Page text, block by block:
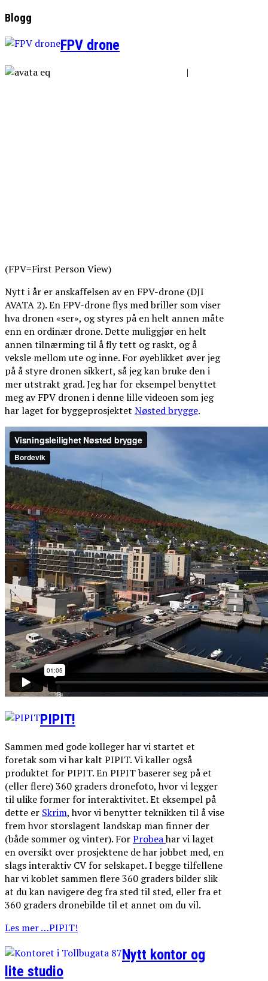
Blogg
FPV drone
|
(FPV=First Person View)
Nytt i år er anskaffelsen av en FPV-drone (DJI
AVATA 2). En FPV-drone flys med briller som viser
hva dronen «ser», og styres på en helt annen måte
enn en ordinær drone. Dette muliggjør en helt
annen tilnærming til å fly tett og raskt, og å
veksle mellom ute og inne. For øyeblikket øver jeg
på å styre dronen sikkert, så jeg kan bruke den i
mer utstrakt grad. Jeg har for eksempel benyttet
meg av FPV dronen i denne lille videoen som jeg
har laget for byggeprosjektet Nøsted brygge.
PIPIT!
Sammen med gode kolleger har vi startet et
foretak som vi har kalt PIPIT. Vi kaller også
produktet for PIPIT. En PIPIT baserer seg på et
(eller flere) 360 graders dronefoto, hvor vi legger
til ulike former for interaktivitet. Et eksempel på
dette er Skrim, hvor vi benytter teknikken til å vise
frem hvor storslagent landskap man finner der
(både sommer og vinter). ForProbeahar vi laget
en oversikt over prosjektene de har jobbet med, en
slags interaktiv CV for selskapet. I begge tilfellene
har vi koblet sammen flere 360 graders bilder slik
at du kan navigere deg fra sted til sted, eller fra et
360 graders dronebilde til et annet om du vil.
Les mer …PIPIT!
Nytt kontor og
lite studio